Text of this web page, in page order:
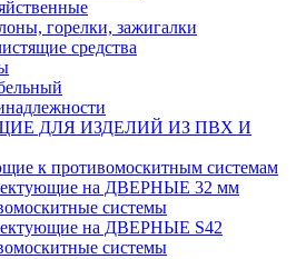
горелки, зажигалки
средства
ДЛЯ ИЗДЕЛИЙ ИЗ ПВХ И
к противомоскитным системам
на ДВЕРНЫЕ 32 мм
системы
на ДВЕРНЫЕ S42
системы